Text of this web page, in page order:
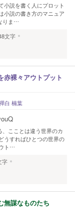
小説を書く人にプロット
小説の書き方のマニュア
りま…
文字
赤裸々アウトプット
白 楠葉
こことは違う世界のカ
すればひとつの世界の
ト…
字
無謀なものたち